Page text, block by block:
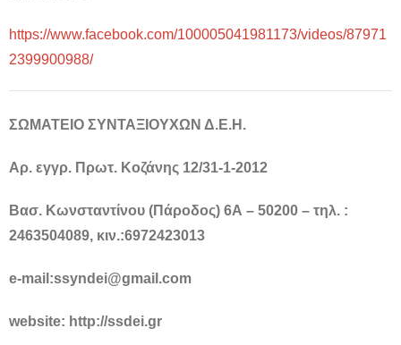
https://www.facebook.com/100005041981173/videos/87971
2399900988/
ΣΩΜΑΤΕΙΟ ΣΥΝΤΑΞΙΟΥΧΩΝ Δ.Ε.Η.
Αρ. εγγρ. Πρωτ. Κοζάνης 12/31-1-2012
Βασ. Κωνσταντίνου (Πάροδος) 6Α – 50200 – τηλ. :
2463504089, κιν.:6972423013
e-mail:ssyndei@gmail.com
website: http://ssdei.gr